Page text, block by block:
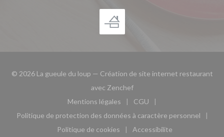
© 2026 La gueule du loup — Création de site internet restaurant
avec Zenchef((ouvre une nouvelle
Mentions légales
((ouvre une nouvelle fenêtre))
CGU
((ouvre une nouvelle
Politique de protection des données à caractère personnel
((ouvre une nouvelle fenêtre))
Politique de cookies
Accessibilite